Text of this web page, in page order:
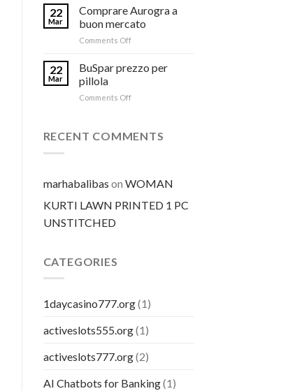
22
Mar
Comprare Aurogra a
buon mercato
Comments Offon
mercato
22
Mar
BuSpar prezzo per
pillola
Comments Offon
per
RECENT COMMENTS
marhabalibas on WOMAN
KURTI LAWN PRINTED 1 PC
UNSTITCHED
CATEGORIES
1daycasino777.org(1)
activeslots555.org(1)
activeslots777.org(2)
AI Chatbots for Banking(1)